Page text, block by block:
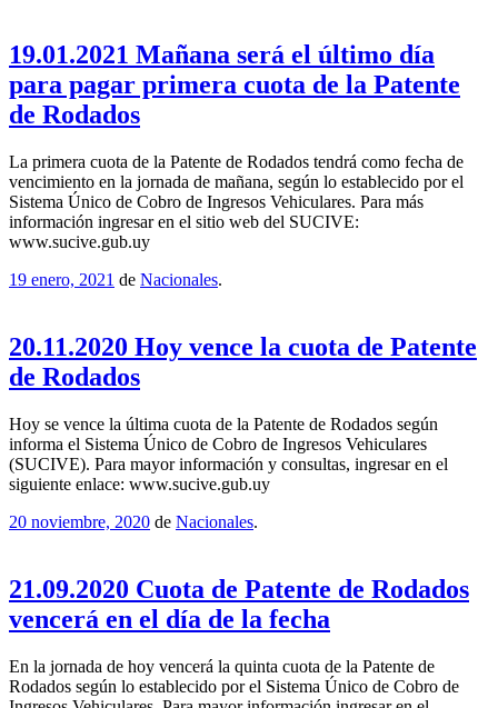
19.01.2021 Mañana será el último día
para pagar primera cuota de la Patente
de Rodados
La primera cuota de la Patente de Rodados tendrá como fecha de
vencimiento en la jornada de mañana, según lo establecido por el
Sistema Único de Cobro de Ingresos Vehiculares. Para más
información ingresar en el sitio web del SUCIVE:
www.sucive.gub.uy
19 enero, 2021 de Nacionales.
20.11.2020 Hoy vence la cuota de Patente
de Rodados
Hoy se vence la última cuota de la Patente de Rodados según
informa el Sistema Único de Cobro de Ingresos Vehiculares
(SUCIVE). Para mayor información y consultas, ingresar en el
siguiente enlace: www.sucive.gub.uy
20 noviembre, 2020 de Nacionales.
21.09.2020 Cuota de Patente de Rodados
vencerá en el día de la fecha
En la jornada de hoy vencerá la quinta cuota de la Patente de
Rodados según lo establecido por el Sistema Único de Cobro de